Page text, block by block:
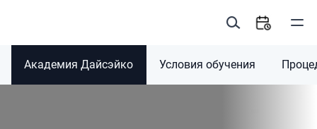
Академия Дайсэйко Условия обучения